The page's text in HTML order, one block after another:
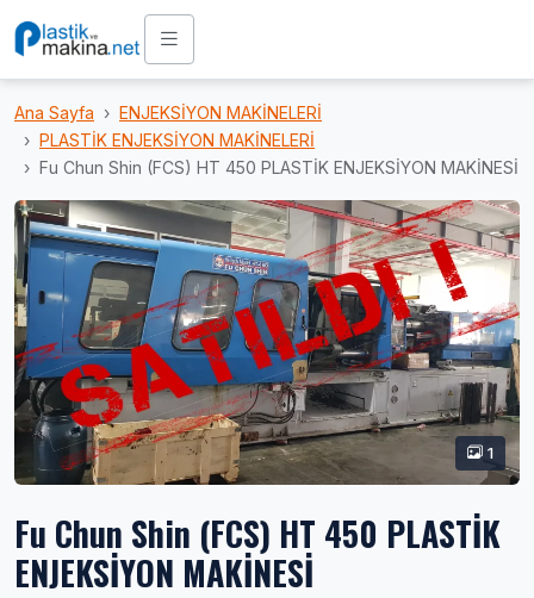
Ana Sayfa
ENJEKSİYON MAKİNELERİ
PLASTİK ENJEKSİYON MAKİNELERİ
Fu Chun Shin (FCS) HT 450 PLASTİK ENJEKSİYON MAKİNESİ
1
Fu Chun Shin (FCS) HT 450 PLASTİK
ENJEKSİYON MAKİNESİ